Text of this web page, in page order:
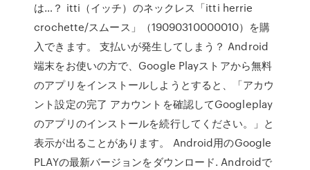
は…？ itti（イッチ）のネックレス「itti herrie
crochette/スムース」（19090310000010）を購
入できます。 支払いが発生してしまう？ Android
端末をお使いの方で、Google Playストアから無料
のアプリをインストールしようとすると、「アカウ
ント設定の完了 アカウントを確認してGoogleplay
のアプリのインストールを続行してください。」と
表示が出ることがあります。 Android用のGoogle
PLAYの最新バージョンをダウンロード. Androidで